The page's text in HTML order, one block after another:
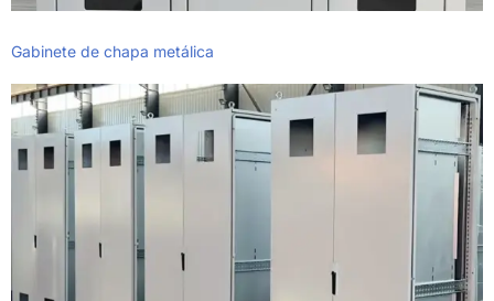
Gabinete de chapa metálica